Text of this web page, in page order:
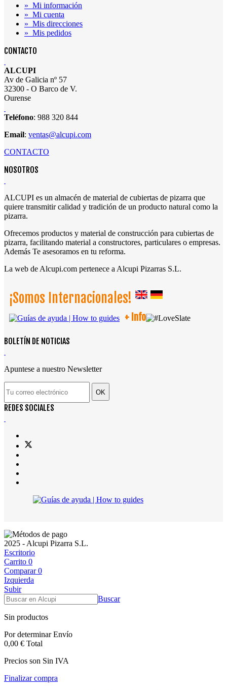
» Mi información
» Mi cuenta
» Mis direcciones
» Mis pedidos
CONTACTO
ALCUPI
Av de Galicia nº 57
32300 - O Barco de V.
Ourense
Teléfono: 988 320 844
Email: ventas@alcupi.com
CONTACTO
NOSOTROS
ALCUPI es un almacén de material de cubiertas de pizarra que
quiere transmitir calidad y tradición de un producto natural como la
pizarra.
Ofrecemos productos y material de construcción para cubiertas de
pizarra, facilitando material a constructores, particulares o empresas.
Además Te asesoramos en tu reforma.
La web de Alcupi.com pertenece a Alcupi Pizarras S.L.
¡Somos Internacionales!
+ Info
BOLETÍN DE NOTICIAS
Apuntese a nuestro Newsletter
OK
REDES SOCIALES
2025 - Alcupi Pizarra S.L.
Escritorio
Carrito 0
Comparar 0
Izquierda
Subir
Buscar
Sin productos
Por determinarEnvío
0,00 € Total
Precios son Sin IVA
Finalizar compra